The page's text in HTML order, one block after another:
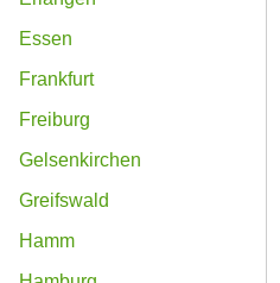
Essen
Frankfurt
Freiburg
Gelsenkirchen
Greifswald
Hamm